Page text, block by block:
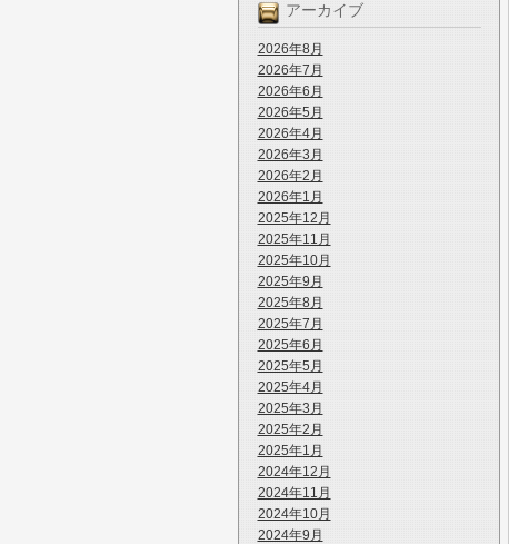
アーカイブ
2026年8月
2026年7月
2026年6月
2026年5月
2026年4月
2026年3月
2026年2月
2026年1月
2025年12月
2025年11月
2025年10月
2025年9月
2025年8月
2025年7月
2025年6月
2025年5月
2025年4月
2025年3月
2025年2月
2025年1月
2024年12月
2024年11月
2024年10月
2024年9月